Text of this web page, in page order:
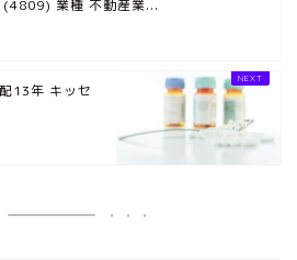
(4809) 業種 不動産業...
13年 キッセ